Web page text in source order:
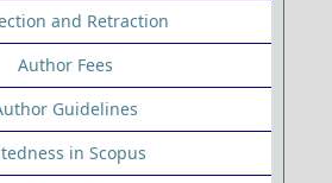
and Retraction
Author Fees
Guidelines
in Scopus